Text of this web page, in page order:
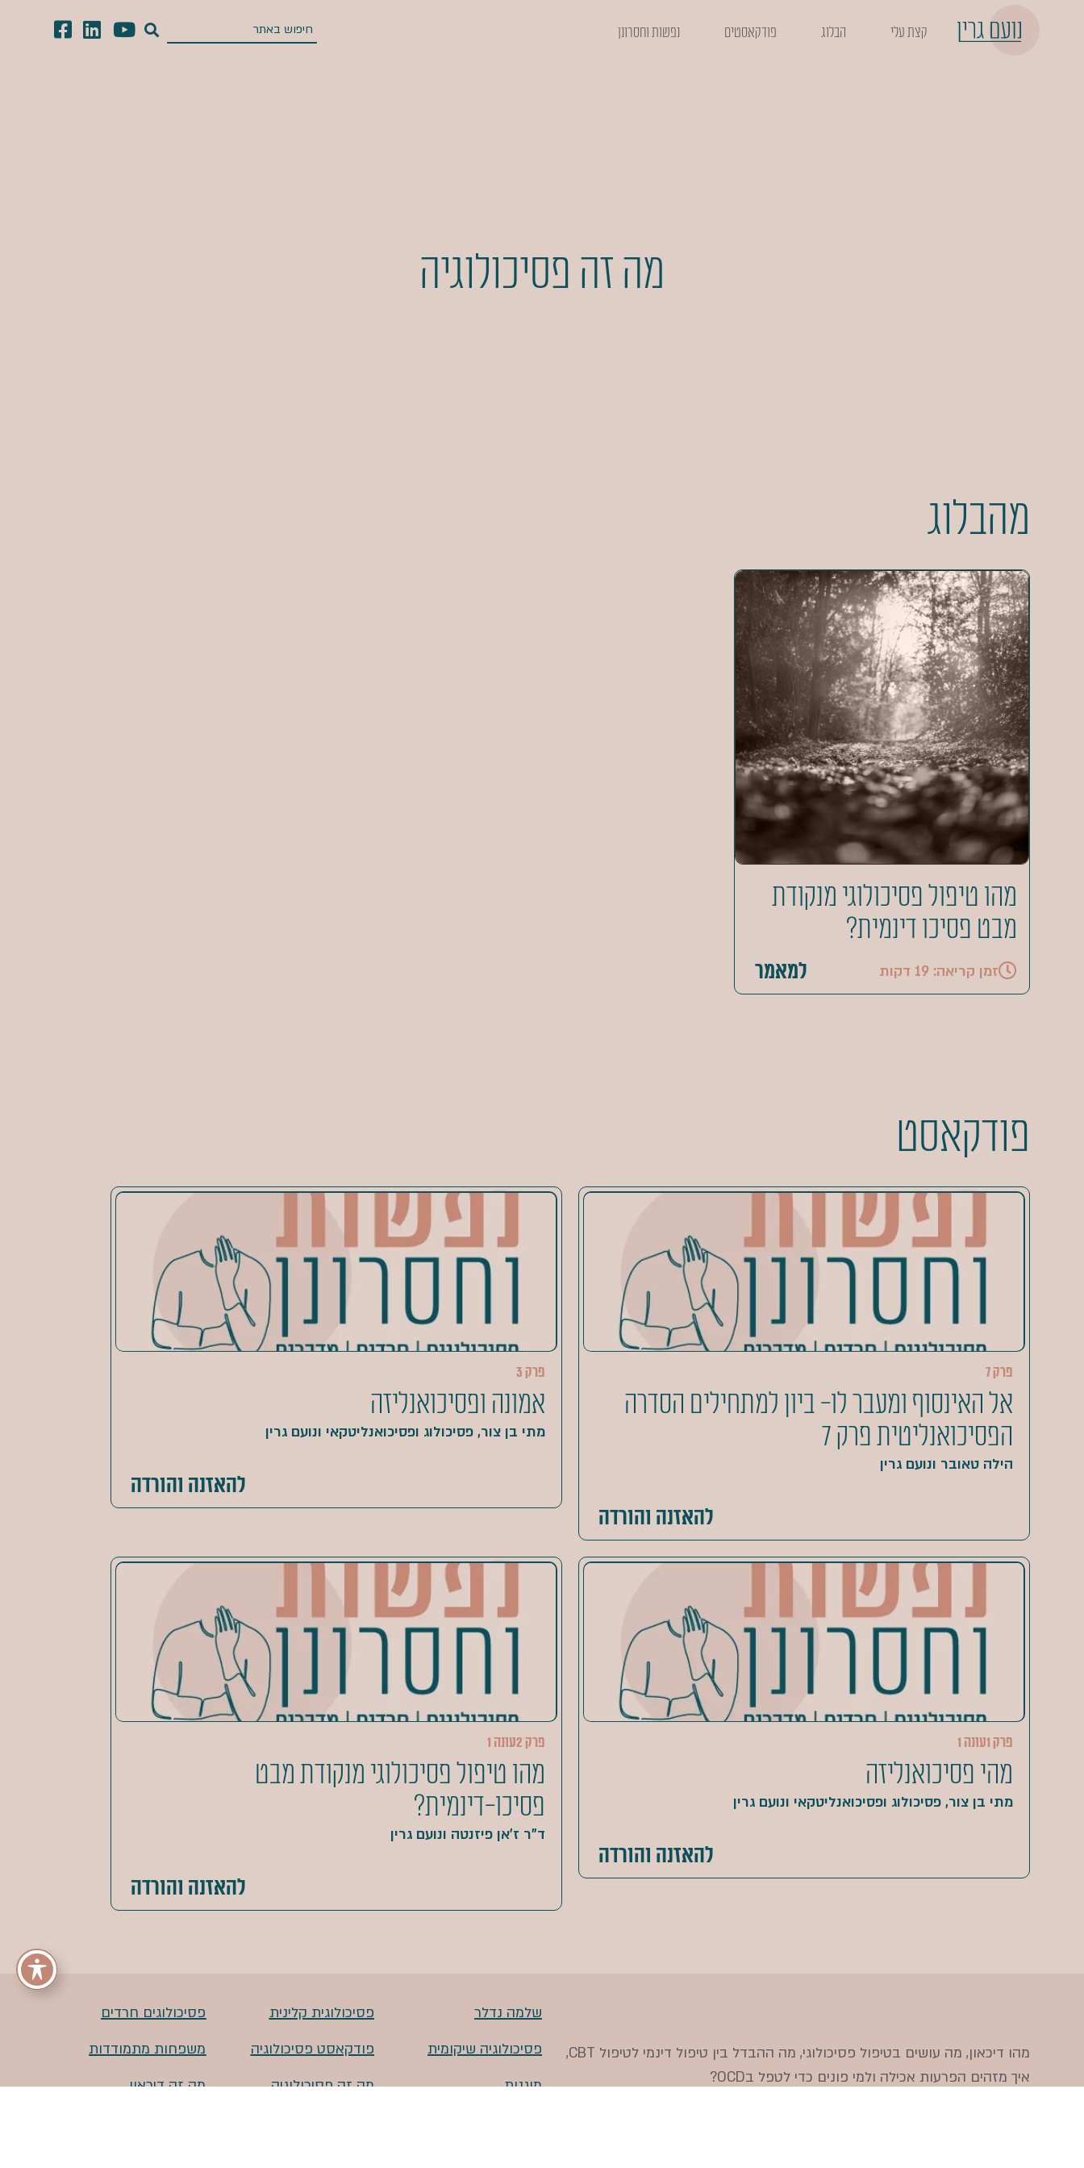
קצת עלי הבלוג פודקאסטים נפשות וחסרונן
מה זה פסיכולוגיה
מהבלוג
מהו טיפול פסיכולוגי מנקודת
מבט פסיכו דינמית?
זמן קריאה: 19 דקות למאמר
פודקאסט
פרק 7
אל האינסוף ומעבר לו- ביון למתחילים הסדרה
הפסיכואנליטית פרק 7
הילה טאובר ונועם גרין
להאזנה והורדה
פרק 3
אמונה ופסיכואנליזה
מתי בן צור, פסיכולוג ופסיכואנליטקאי ונועם גרין
להאזנה והורדה
פרק 1 עונה 1
מהי פסיכואנליזה
מתי בן צור, פסיכולוג ופסיכואנליטקאי ונועם גרין
להאזנה והורדה
פרק 2 עונה 1
מהו טיפול פסיכולוגי מנקודת מבט
פסיכו-דינמית?
ד"ר ז'אן פיזנטה ונועם גרין
להאזנה והורדה
מהו דיכאון, מה עושים בטיפול פסיכולוגי, מה ההבדל בין טיפול דינמי לטיפול CBT,
איך מזהים הפרעות אכילה ולמי פונים כדי לטפל בOCD?
שלמה נדלר פסיכולוגית קלינית
פסיכולוגים חרדים
פסיכולוגיה שיקומית
פודקאסט פסיכולוגיה
משפחות מתמודדות
מוגנות
מה זה פסיכולוגיה
מה זה דיכאון